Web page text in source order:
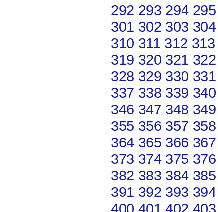
292 293 294 295
301 302 303 304
310 311 312 313
319 320 321 322
328 329 330 331
337 338 339 340
346 347 348 349
355 356 357 358
364 365 366 367
373 374 375 376
382 383 384 385
391 392 393 394
400 401 402 403